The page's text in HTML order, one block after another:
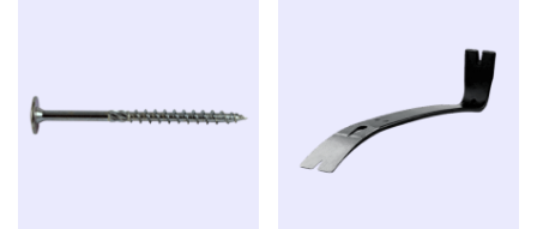
Materiaal kop:
Getemperd en gesmeed staal voor extra